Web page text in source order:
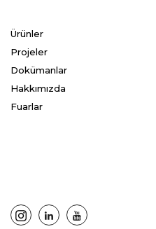
Ürünler
Projeler
Dokümanlar
Hakkımızda
Fuarlar